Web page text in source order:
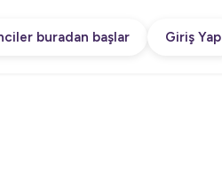
buradan başlar Giriş Yap